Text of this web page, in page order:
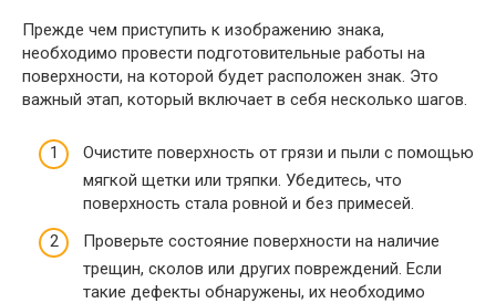
Прежде чем приступить к изображению знака,
необходимо провести подготовительные работы на
поверхности, на которой будет расположен знак. Это
важный этап, который включает в себя несколько шагов.
Очистите поверхность от грязи и пыли с помощью
мягкой щетки или тряпки. Убедитесь, что
поверхность стала ровной и без примесей.
Проверьте состояние поверхности на наличие
трещин, сколов или других повреждений. Если
такие дефекты обнаружены, их необходимо